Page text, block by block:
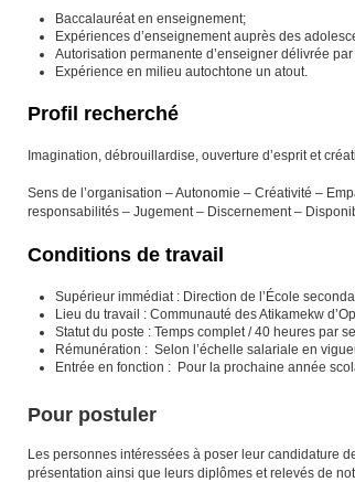
Baccalauréat en enseignement;
Expériences d’enseignement auprès des
Autorisation permanente d’enseigner délivrée
Expérience en milieu autochtone un atout.
Profil recherché
Imagination, débrouillardise, ouverture d’esprit et
Sens de l’organisation – Autonomie – Créativité –
responsabilités – Jugement – Discernement –
Conditions de travail
Supérieur immédiat : Direction de l’École
Lieu du travail : Communauté des Atikamekw
Statut du poste : Temps complet / 40 heures par
Rémunération : Selon l’échelle salariale en
Entrée en fonction : Pour la prochaine année
Pour postuler
Les personnes intéressées à poser leur candidature
présentation ainsi que leurs diplômes et relevés de